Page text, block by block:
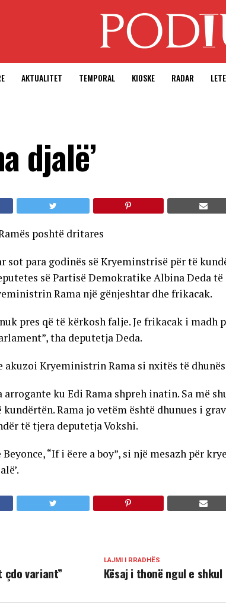
AKTUALITET TEMPORAL KIOSKE RADAR
djalë’
sot para godinës së Kryeminstrisë për të
së Partisë Demokratike Albina Deda
Rama një gënjeshtar dhe frikacak.
pres që të kërkosh falje. Je frikacak i madh
tha deputetja Deda.
akuzoi Kryeministrin Rama si nxitës të
ku Edi Rama shpreh inatin. Sa më
Rama jo vetëm është dhunues i
të tjera deputetja Vokshi.
“If i ëere a boy”, si një mesazh për
LAJMI I RRADHËS
Kësaj i thonë ngul e shkul
variant”